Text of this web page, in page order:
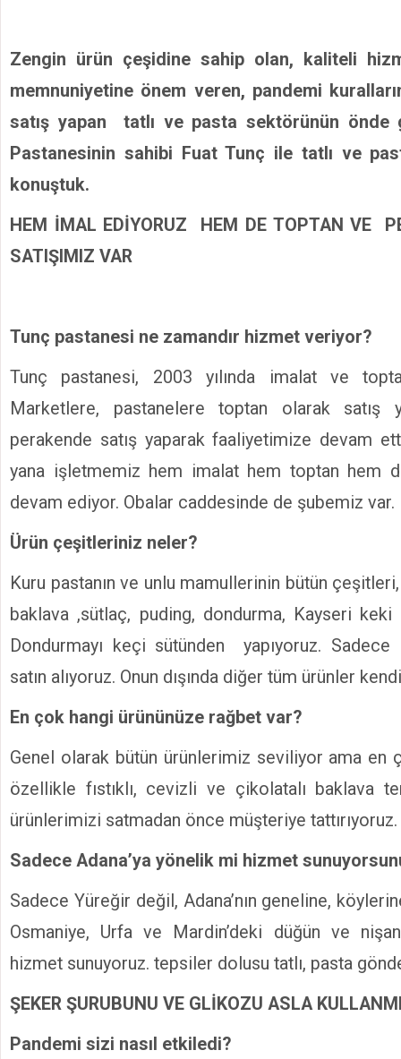
Zengin ürün çeşidine sahip olan, kaliteli
memnuniyetine önem veren, pandemi
satış yapan tatlı vepasta sektörünün önde
Pastanesinin sahibi Fuat Tunç ile tatlı ve
konuştuk.
HEM İMAL EDİYORUZ HEM DE TOPTAN VE
SATIŞIMIZ VAR
Tunç pastanesi ne zamandır hizmet veriyor?
Tunç pastanesi, 2003 yılında imalat ve
Marketlere, pastanelere toptan olarak satış
perakende satış yaparak faaliyetimize devam
yana işletmemiz hem imalat hem toptan hem
devam ediyor. Obalar caddesinde de şubemiz var.
Ürün çeşitleriniz neler?
Kuru pastanın ve unlu mamullerinin bütün
baklava ,sütlaç, puding, dondurma, Kayseri
Dondurmayı keçi sütünden yapıyoruz. Sadece
satın alıyoruz. Onun dışında diğer tüm ürünler
En çok hangi ürününüze rağbet var?
Genel olarak bütün ürünlerimiz seviliyor ama en
özellikle fıstıklı, cevizli ve çikolatalı baklava
ürünlerimizi satmadan önce müşteriye tattırıyoruz.
Sadece Adana’ya yönelik mi hizmet
Sadece Yüreğir değil, Adana’nın geneline,
Osmaniye, Urfa ve Mardin’deki düğün ve
hizmet sunuyoruz. tepsiler dolusu tatlı, pasta
ŞEKER ŞURUBUNU VE GLİKOZU ASLA
Pandemi sizi nasıl etkiledi?